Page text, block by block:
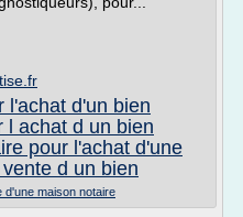
l'achat d'un bien
l achat d un bien
pour l'achat d'une
d un bien
d'une maison notaire